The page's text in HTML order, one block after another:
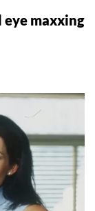
eye maxxing